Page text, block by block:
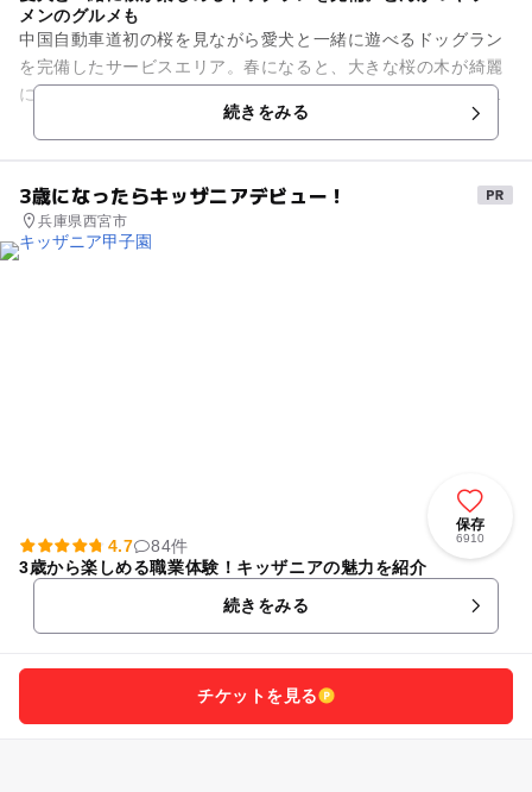
メンのグルメも
中国自動車道初の桜を見ながら愛犬と一緒に遊べるドッグラン
を完備したサービスエリア。春になると、大きな桜の木が綺麗
に咲き誇ります。敷地内のドッグランは広々としているので、
のんびり休憩できます。ベン...続きをみる
3歳になったらキッザニアデビュー！
兵庫県西宮市
保存
6910
4.7
84件
3歳から楽しめる職業体験！キッザニアの魅力を紹介
続きをみる
チケットを見る